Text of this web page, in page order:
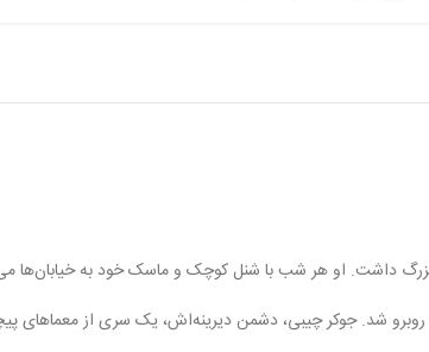
داشت. او هر شب با شنل کوچک و ماسک خود به خیابان‌ها
شد. جوکر چیبی، دشمن دیرینه‌اش، یک سری از معماهای